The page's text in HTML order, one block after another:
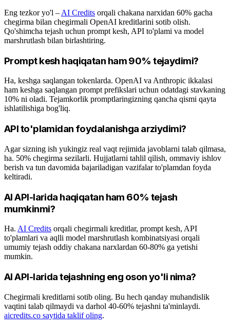
Eng tezkor yo'l – AI Credits orqali chakana narxidan 60% gacha
chegirma bilan chegirmali OpenAI kreditlarini sotib olish.
Qo'shimcha tejash uchun prompt kesh, API to'plami va model
marshrutlash bilan birlashtiring.
Prompt kesh haqiqatan ham 90% tejaydimi?
Ha, keshga saqlangan tokenlarda. OpenAI va Anthropic ikkalasi
ham keshga saqlangan prompt prefikslari uchun odatdagi stavkaning
10% ni oladi. Tejamkorlik promptlaringizning qancha qismi qayta
ishlatilishiga bog'liq.
API to'plamidan foydalanishga arziydimi?
Agar sizning ish yukingiz real vaqt rejimida javoblarni talab qilmasa,
ha. 50% chegirma sezilarli. Hujjatlarni tahlil qilish, ommaviy ishlov
berish va tun davomida bajariladigan vazifalar to'plamdan foyda
keltiradi.
AI API-larida haqiqatan ham 60% tejash
mumkinmi?
Ha. AI Credits orqali chegirmali kreditlar, prompt kesh, API
to'plamlari va aqlli model marshrutlash kombinatsiyasi orqali
umumiy tejash oddiy chakana narxlardan 60-80% ga yetishi
mumkin.
AI API-larida tejashning eng oson yo'li nima?
Chegirmali kreditlarni sotib oling. Bu hech qanday muhandislik
vaqtini talab qilmaydi va darhol 40-60% tejashni ta'minlaydi.
aicredits.co saytida taklif oling.